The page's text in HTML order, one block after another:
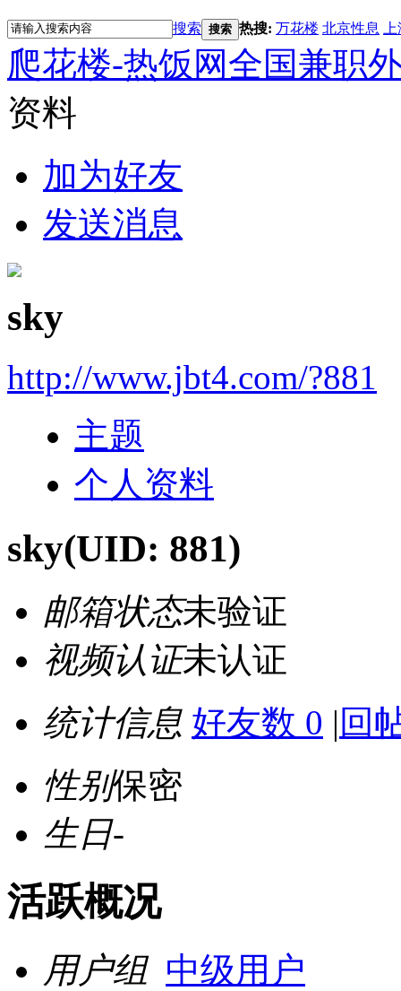
搜索 搜索 热搜: 万花楼 北京性息
爬花楼-热饭网全国兼职
资料
加为好友
发送消息
sky
http://www.jbt4.com/?881
主题
个人资料
sky(UID: 881)
邮箱状态未验证
视频认证未认证
统计信息 好友数 0 | 回
性别保密
生日-
活跃概况
用户组 中级用户